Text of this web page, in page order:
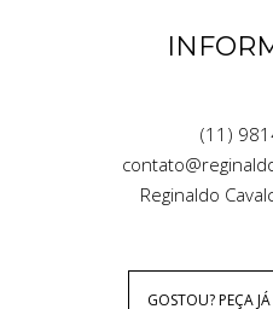
(11)
Reginaldo
GOSTOU? PEÇA